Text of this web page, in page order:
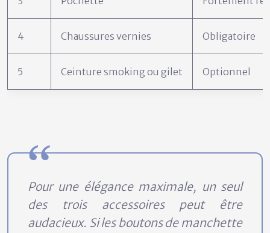
4 Chaussures vernies Obligatoire
5 Ceinture smoking ou gilet Optionnel
Pour une élégance maximale, un seul
des trois accessoires peut être
audacieux. Si les boutons de manchette